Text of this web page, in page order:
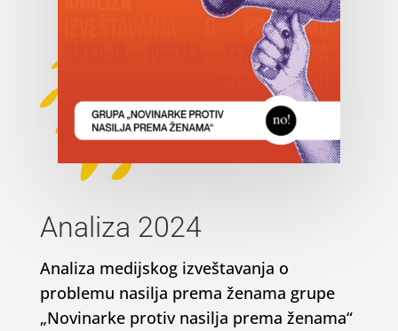
Analiza 2024
Analiza medijskog izveštavanja o
problemu nasilja prema ženama grupe
„Novinarke protiv nasilja prema ženama“